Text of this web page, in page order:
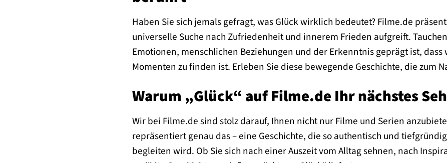
Haben Sie sich jemals gefragt, was Glück wirklich bedeutet? Filme.de
universelle Suche nach Zufriedenheit und innerem Frieden aufgreift.
Emotionen, menschlichen Beziehungen und der Erkenntnis geprägt ist,
Momenten zu finden ist. Erleben Sie diese bewegende Geschichte, die zum
Warum „Glück“ auf Filme.de Ihr nächstes
Wir bei Filme.de sind stolz darauf, Ihnen nicht nur Filme und Serien
repräsentiert genau das – eine Geschichte, die so authentisch und
begleiten wird. Ob Sie sich nach einer Auszeit vom Alltag sehnen, nach